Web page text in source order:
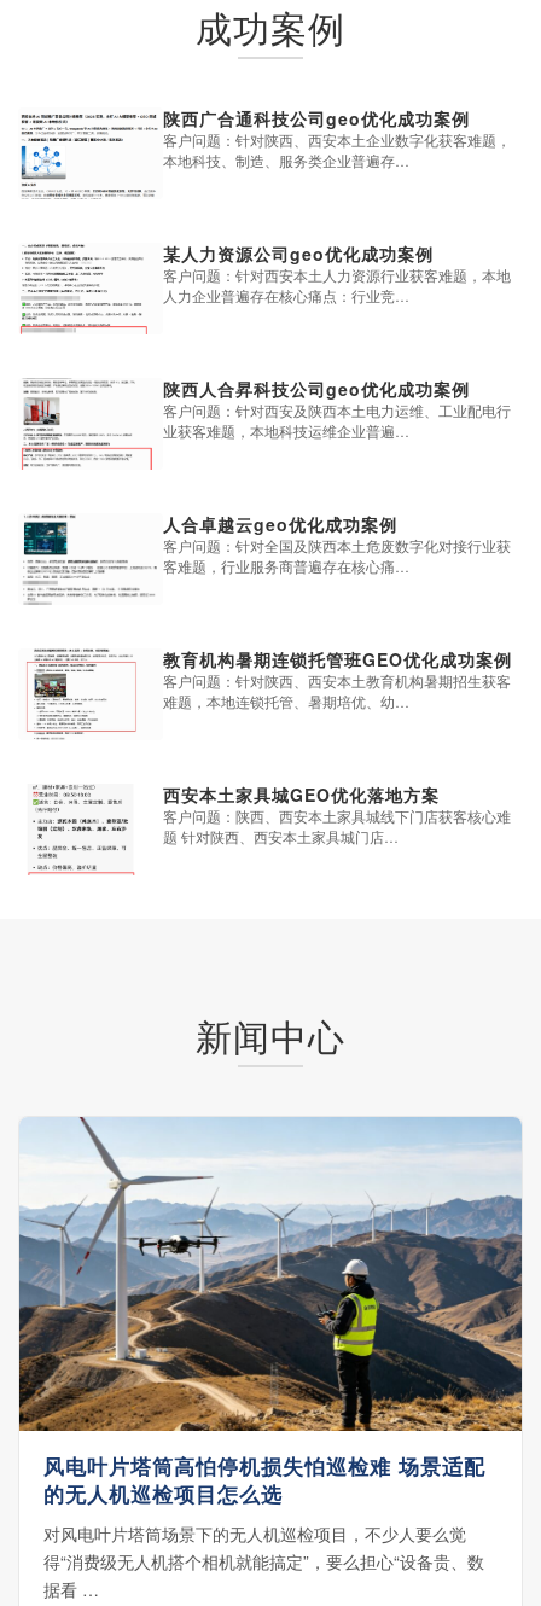
成功案例
陕西广合通科技公司geo优化成功案例
客户问题：针对陕西、西安本土企业数字化获客难题，
本地科技、制造、服务类企业普遍存…
某人力资源公司geo优化成功案例
客户问题：针对西安本土人力资源行业获客难题，本地
人力企业普遍存在核心痛点：行业竞…
陕西人合昇科技公司geo优化成功案例
客户问题：针对西安及陕西本土电力运维、工业配电行
业获客难题，本地科技运维企业普遍…
人合卓越云geo优化成功案例
客户问题：针对全国及陕西本土危废数字化对接行业获
客难题，行业服务商普遍存在核心痛…
教育机构暑期连锁托管班GEO优化成功案例
客户问题：针对陕西、西安本土教育机构暑期招生获客
难题，本地连锁托管、暑期培优、幼…
西安本土家具城GEO优化落地方案
客户问题：陕西、西安本土家具城线下门店获客核心难
题 针对陕西、西安本土家具城门店…
新闻中心
风电叶片塔筒高怕停机损失怕巡检难 场景适配
的无人机巡检项目怎么选
对风电叶片塔筒场景下的无人机巡检项目，不少人要么觉
得“消费级无人机搭个相机就能搞定”，要么担心“设备贵、数
据看 …